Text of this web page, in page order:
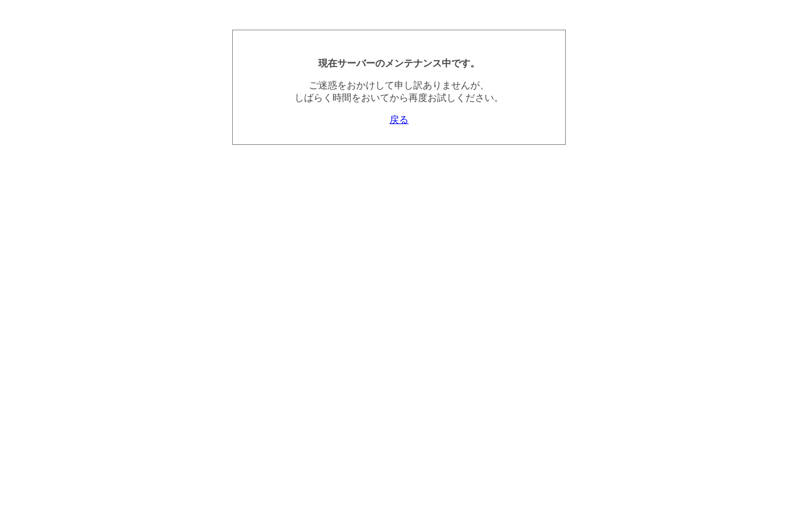
現在サーバーのメンテナンス中です。
ご迷惑をおかけして申し訳ありませんが、
しばらく時間をおいてから再度お試しください。
戻る